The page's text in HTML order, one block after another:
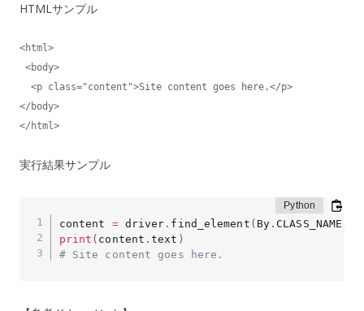
HTMLサンプル
<html>
</body>
</html>
実行結果サンプル
content = driver . find_element ( By . CLASS_NAME
print ( content .text )
# Site content goes here.